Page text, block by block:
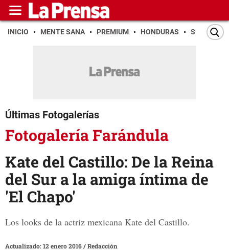
INICIO MENTE SANA PREMIUM HONDURAS SAN PEDRO
Últimas Fotogalerías
Fotogalería Farándula
Kate del Castillo: De la Reina
del Sur a la amiga íntima de
'El Chapo'
Los looks de la actriz mexicana Kate del Castillo.
Actualizado: 12 enero 2016/Redacción